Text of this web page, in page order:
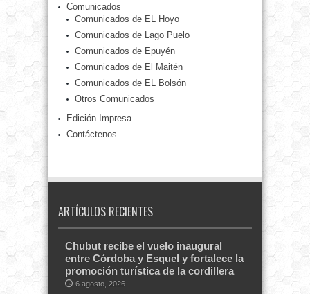
Comunicados
Comunicados de EL Hoyo
Comunicados de Lago Puelo
Comunicados de Epuyén
Comunicados de El Maitén
Comunicados de EL Bolsón
Otros Comunicados
Edición Impresa
Contáctenos
ARTÍCULOS RECIENTES
Chubut recibe el vuelo inaugural
entre Córdoba y Esquel y fortalece la
promoción turística de la cordillera
6 agosto, 2026